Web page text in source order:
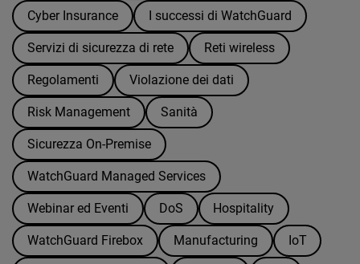
Cyber Insurance I successi di WatchGuard
Servizi di sicurezza di rete Reti wireless
Regolamenti Violazione dei dati
Risk Management Sanità
Sicurezza On-Premise
WatchGuard Managed Services
Webinar ed Eventi DoS Hospitality
WatchGuard Firebox Manufacturing IoT